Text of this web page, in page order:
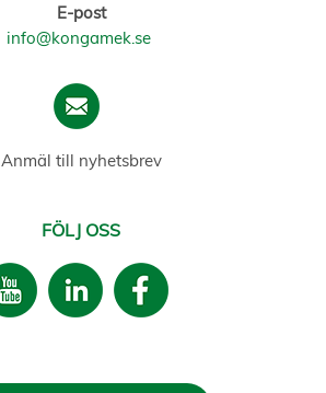
E-post
info@kongamek.se
Anmäl till nyhetsbrev
FÖLJ OSS